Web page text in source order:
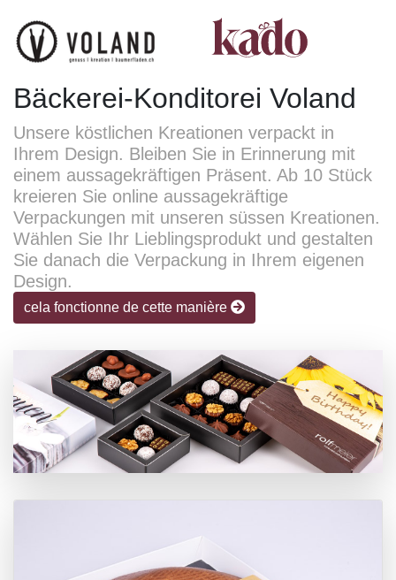
Bäckerei-Konditorei Voland
Unsere köstlichen Kreationen verpackt in
Ihrem Design. Bleiben Sie in Erinnerung mit
einem aussagekräftigen Präsent. Ab 10 Stück
kreieren Sie online aussagekräftige
Verpackungen mit unseren süssen Kreationen.
Wählen Sie Ihr Lieblingsprodukt und gestalten
Sie danach die Verpackung in Ihrem eigenen
Design.
cela fonctionne de cette manière